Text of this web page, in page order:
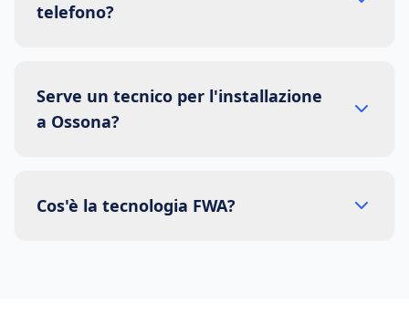
telefono?
Serve un tecnico per l'installazione
a Ossona?
Cos'è la tecnologia FWA?